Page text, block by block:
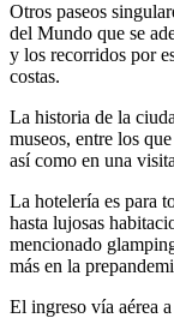
Otros paseos
del Mundo que se
y los recorridos por
costas.
La historia de la
museos, entre los
así como en una
La hotelería es para
hasta lujosas
mencionado
más en la
El ingreso vía aérea